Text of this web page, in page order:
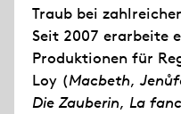
Traub bei
Seit 2007 erarbeite
Produktionen für
Loy (Macbeth,
Die Zauberin, La